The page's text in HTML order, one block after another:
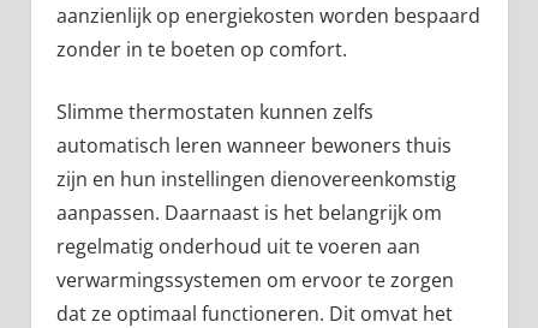
aanzienlijk op energiekosten worden bespaard
zonder in te boeten op comfort.
Slimme thermostaten kunnen zelfs
automatisch leren wanneer bewoners thuis
zijn en hun instellingen dienovereenkomstig
aanpassen. Daarnaast is het belangrijk om
regelmatig onderhoud uit te voeren aan
verwarmingssystemen om ervoor te zorgen
dat ze optimaal functioneren. Dit omvat het